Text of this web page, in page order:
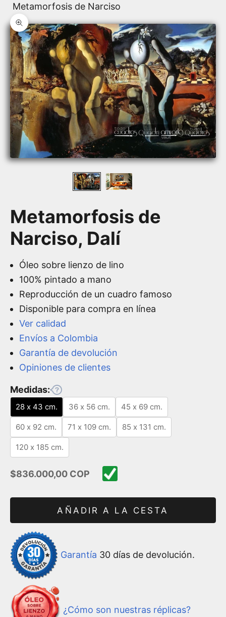
Metamorfosis de Narciso
Zoom
Metamorfosis de
Narciso, Dalí
Óleo sobre lienzo de lino
100% pintado a mano
Reproducción de un cuadro famoso
Disponible para compra en línea
Ver calidad
Envíos a Colombia
Garantía de devolución
Opiniones de clientes
Medidas:
28 x 43 cm. 36 x 56 cm. 45 x 69 cm.
60 x 92 cm. 71 x 109 cm. 85 x 131 cm.
120 x 185 cm.
Precio de oferta
$836.000,00 COP
AÑADIR A LA CESTA
Garantía 30 días de devolución.
¿Cómo son nuestras réplicas?